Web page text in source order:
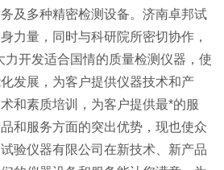
及多种精密检测设备。济南卓邦试
力量，同时与科研院所密切协作，
力开发适合国情的质量检测仪器，使
发展，为客户提供仪器技术和产
和素质培训，为客户提供最*的服
和服务方面的突出优势，现也使众
验仪器有限公司在新技术、新产品